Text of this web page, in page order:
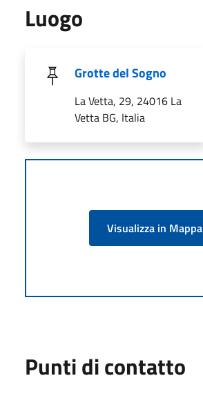
Luogo
Grotte del Sogno
La Vetta, 29, 24016 La
Vetta BG, Italia
Visualizza in Mappa
Punti di contatto